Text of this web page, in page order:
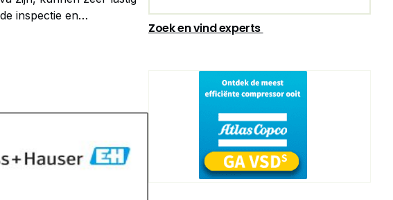
inspectie en
dan men zou denken.
Zoek en vind experts